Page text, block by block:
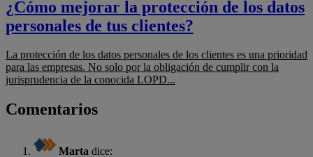
¿Cómo mejorar la protección de los datos
personales de tus clientes?
La protección de los datos personales de los clientes es una prioridad
para las empresas. No solo por la obligación de cumplir con la
jurisprudencia de la conocida LOPD...
Comentarios
Marta dice: